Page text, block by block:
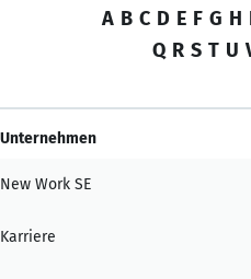
A B C D E F G H
Q R S T U
Unternehmen
New Work SE
Karriere